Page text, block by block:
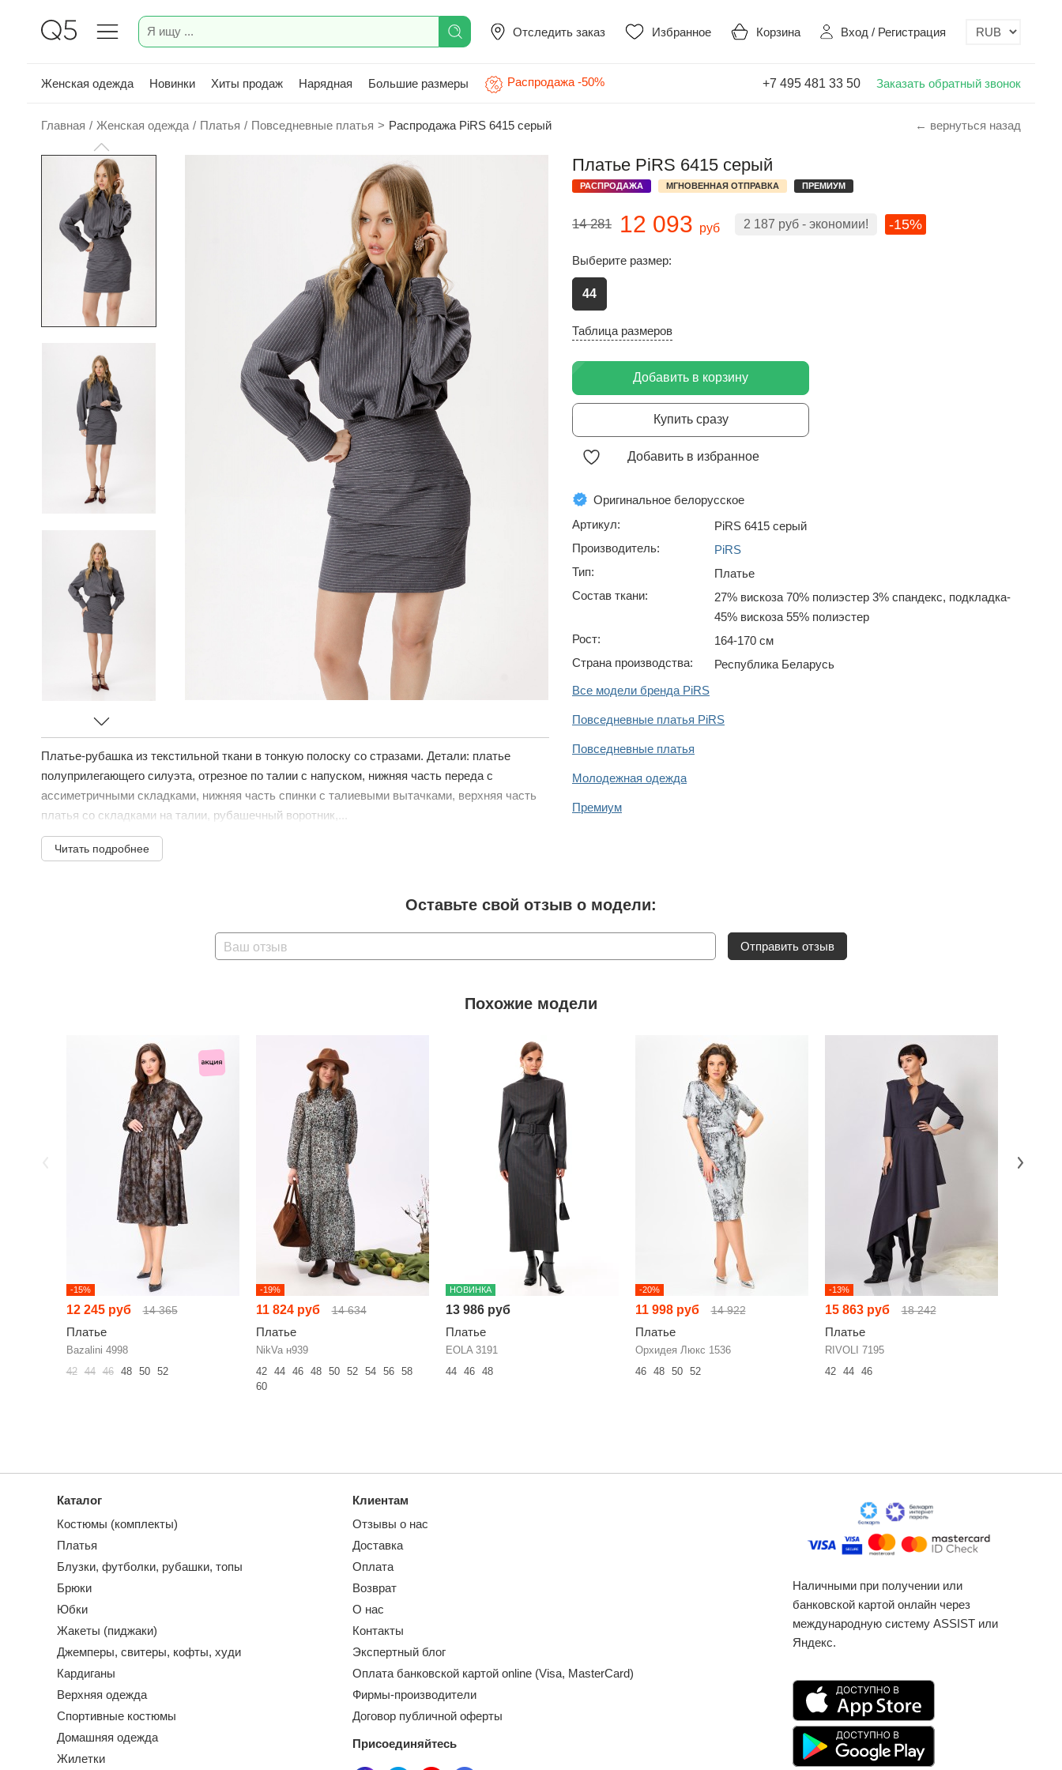
Отследить заказ Избранное Корзина Вход / Регистрация
Женская одежда Новинки Хиты продаж Нарядная Большие размеры Распродажа -50% +7 495 481 33 50 Заказать обратный звонок
Главная / Женская одежда / Платья / Повседневные платья > Распродажа PiRS 6415 серый ← вернуться назад
Платье-рубашка из текстильной ткани в тонкую полоску со стразами. Детали: платье
полуприлегающего силуэта, отрезное по талии с напуском, нижняя часть переда с
ассиметричными складками, нижняя часть спинки с талиевыми вытачками, верхняя часть
платья со складками на талии, рубашечный воротник,...
Читать подробнее
Платье PiRS 6415 серый
РАСПРОДАЖА МГНОВЕННАЯ ОТПРАВКА ПРЕМИУМ
14 281 12 093 руб 2 187 руб - экономии! -15%
Выберите размер:
44
Таблица размеров
Добавить в корзину
Купить сразу
Добавить в избранное
Оригинальное белорусское
Артикул:
PiRS 6415 серый
Производитель:
PiRS
Тип:
Платье
Состав ткани:
27% вискоза 70% полиэстер 3% спандекс, подкладка-
45% вискоза 55% полиэстер
Рост:
164-170 см
Страна производства:
Республика Беларусь
Все модели бренда PiRS
Повседневные платья PiRS
Повседневные платья
Молодежная одежда
Премиум
Оставьте свой отзыв о модели:
Ваш отзыв Отправить отзыв
Похожие модели
-15%
12 245 руб 14 365
Платье
Bazalini 4998
42 44 46 48 50 52
-19%
11 824 руб 14 634
Платье
NikVa н939
42
44 46 48 50 52 54 56
58
60
НОВИНКА
13 986 руб
Платье
EOLA 3191
44
46 48
-20%
11 998 руб 14 922
Платье
Орхидея Люкс 1536
46
48 50 52
-13%
15 863 руб 18 242
Платье
RIVOLI 7195
42
44 46
Каталог
Костюмы (комплекты)
Платья
Блузки, футболки, рубашки, топы
Брюки
Юбки
Жакеты (пиджаки)
Джемперы, свитеры, кофты, худи
Кардиганы
Верхняя одежда
Спортивные костюмы
Домашняя одежда
Жилетки
Клиентам
Отзывы о нас
Доставка
Оплата
Возврат
О нас
Контакты
Экспертный блог
Оплата банковской картой online (Visa, MasterCard)
Фирмы-производители
Договор публичной оферты
Присоединяйтесь
Наличными при получении или
банковской картой онлайн через
международную систему ASSIST или
Яндекс.